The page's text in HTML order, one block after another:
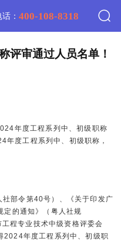
话：400-108-8318
评审通过人员名单！
年度工程系列中、初级职称
度工程系列中、初级职称，
部令第40号）、《关于印发广
定的通知》（粤人社规
程专业技术中级资格评委会
年度工程系列中、初级职